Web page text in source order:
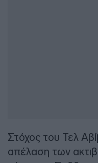
Στόχος του Τελ Αβίβ
απέλαση των